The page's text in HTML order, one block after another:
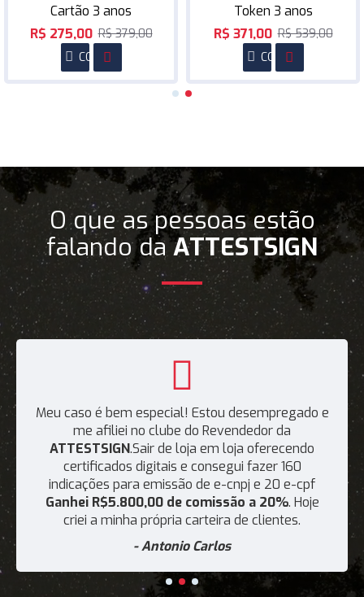
Cartão 3 anos
R$ 275,00 R$ 379,00
COMPRAR
Token 3 anos
R$ 371,00 R$ 539,00
COMPRAR
O que as pessoas estão
falando daATTESTSIGN
Meu caso é bem especial! Estou desempregado e
me afiliei no clube do Revendedor da
ATTESTSIGN.Sair de loja em loja oferecendo
certificados digitais e consegui fazer 160
indicações para emissão de e-cnpj e 20 e-cpf
Ganhei R$5.800,00 de comissão a 20%. Hoje
criei a minha própria carteira de clientes.
- Antonio Carlos